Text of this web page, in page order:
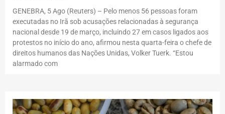
GENEBRA, 5 Ago (Reuters) – Pelo menos 56 pessoas foram
executadas no Irã sob acusações relacionadas à segurança
nacional desde 19 de março, incluindo 27 em casos ligados aos
protestos no início do ano, afirmou nesta quarta-feira o chefe de
direitos humanos das Nações Unidas, Volker Tuerk. “Estou
alarmado com